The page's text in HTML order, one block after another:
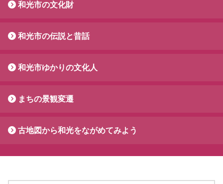
和光市の文化財
和光市の伝説と昔話
和光市ゆかりの文化人
まちの景観変遷
古地図から和光をながめてみよう